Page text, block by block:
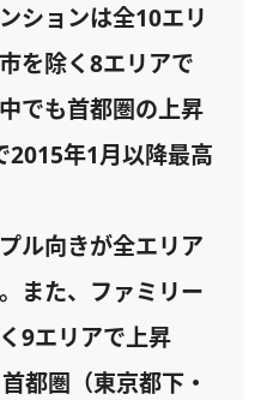
ションは全10エリ
を除く8エリアで
でも首都圏の上昇
2015年1月以降最高
ル向きが全エリア
また、ファミリー
9エリアで上昇
都圏（東京都下・